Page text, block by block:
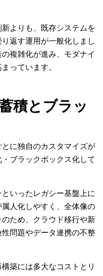
よりも、既存システムを
返す運用が一般化しまし
複雑化が進み、モダナイ
っています。
積とブラッ
に独自のカスタマイズが
ブラックボックス化して
いったレガシー基盤上に
人化しやすく、全体像の
ため、クラウド移行や新
問題やデータ連携の不整
築には多大なコストとリ